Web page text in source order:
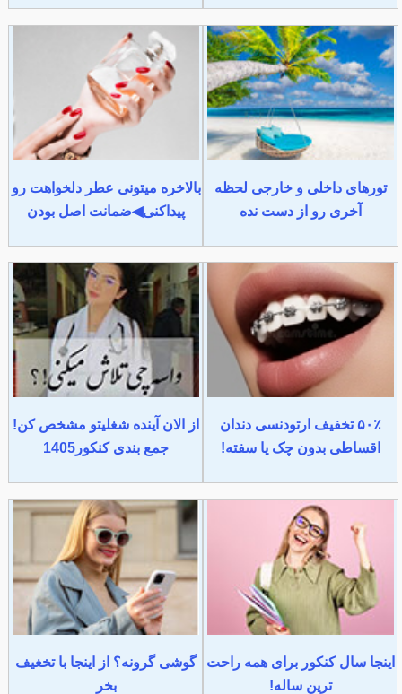
تورهای داخلی و خارجی لحظه
آخری رو از دست نده
بالاخره میتونی عطر دلخواهت رو
پیداکنی◀ضمانت اصل بودن
۵۰٪ تخفیف ارتودنسی دندان
اقساطی بدون چک یا سفته!
از الان آینده شغلیتو مشخص کن!
جمع بندی کنکور1405
اینجا سال کنکور برای همه راحت
ترین ساله!
گوشی گرونه؟ از اینجا با تخغیف
بخر